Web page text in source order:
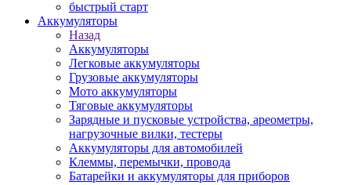
быстрый старт
Аккумуляторы
Назад
Аккумуляторы
Легковые аккумуляторы
Грузовые аккумуляторы
Мото аккумуляторы
Тяговые аккумуляторы
Зарядные и пусковые устройства, ареометры,
нагрузочные вилки, тестеры
Аккумуляторы для автомобилей
Клеммы, перемычки, провода
Батарейки и аккумуляторы для приборов